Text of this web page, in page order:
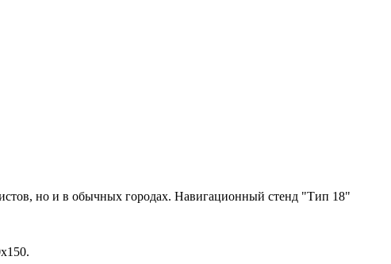
но и в обычных городах. Навигационный стенд "Тип 18"